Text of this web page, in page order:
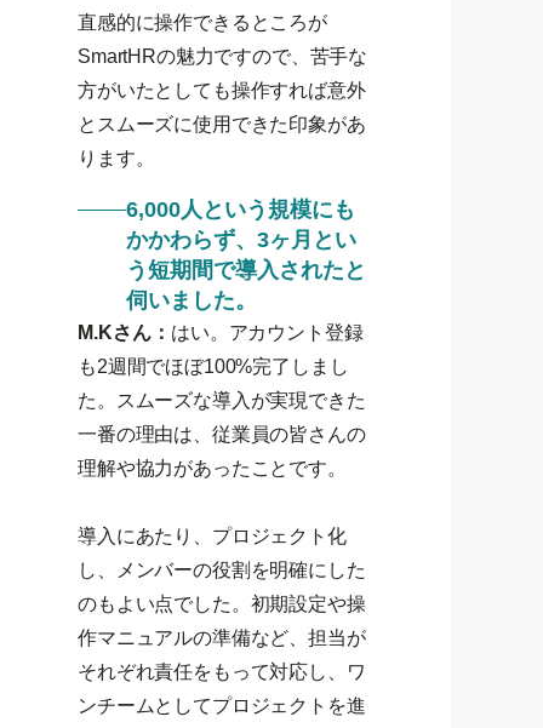
直感的に操作できるところが
SmartHRの魅力ですので、苦手な
方がいたとしても操作すれば意外
とスムーズに使用できた印象があ
ります。
6,000人という規模にも
かかわらず、3ヶ月とい
う短期間で導入されたと
伺いました。
M.Kさん： はい。アカウント登録
も2週間でほぼ100%完了しまし
た。スムーズな導入が実現できた
一番の理由は、従業員の皆さんの
理解や協力があったことです。
導入にあたり、プロジェクト化
し、メンバーの役割を明確にした
のもよい点でした。初期設定や操
作マニュアルの準備など、担当が
それぞれ責任をもって対応し、ワ
ンチームとしてプロジェクトを進